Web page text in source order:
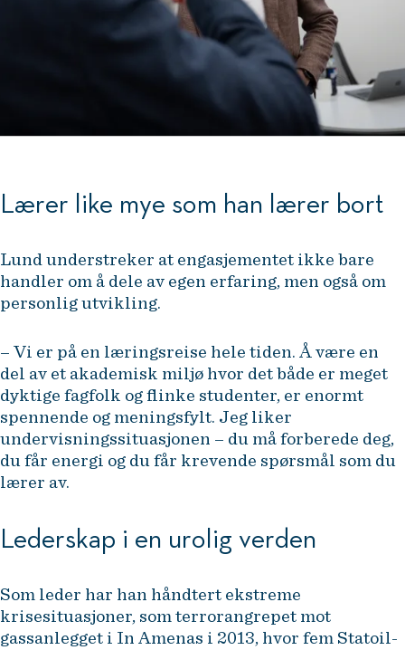
Lærer like mye som han lærer bort
Lund understreker at engasjementet ikke bare
handler om å dele av egen erfaring, men også om
personlig utvikling.
– Vi er på en læringsreise hele tiden. Å være en
del av et akademisk miljø hvor det både er meget
dyktige fagfolk og flinke studenter, er enormt
spennende og meningsfylt. Jeg liker
undervisningssituasjonen – du må forberede deg,
du får energi og du får krevende spørsmål som du
lærer av.
Lederskap i en urolig verden
Som leder har han håndtert ekstreme
krisesituasjoner, som terrorangrepet mot
gassanlegget i In Amenas i 2013, hvor fem Statoil-